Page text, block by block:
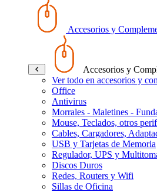
Accesorios y
Accesorios y
Ver todo en accesorios y
Office
Antivirus
Morrales - Maletines -
Mouse, Teclados, otros
Cables, Cargadores,
USB y Tarjetas de Memoria
Regulador, UPS y
Discos Duros
Redes, Routers y Wifi
Sillas de Oficina